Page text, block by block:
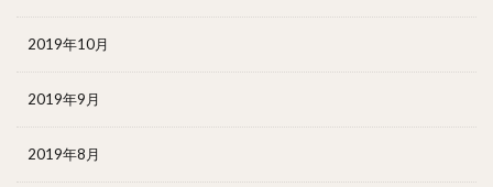
2019年10月
2019年9月
2019年8月